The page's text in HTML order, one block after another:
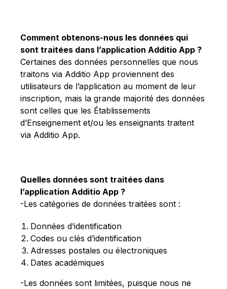
Comment obtenons-nous les données qui
sont traitées dans l’application Additio App ?
Certaines des données personnelles que nous
traitons via Additio App proviennent des
utilisateurs de l’application au moment de leur
inscription, mais la grande majorité des données
sont celles que les Établissements
d’Enseignement et/ou les enseignants traitent
via Additio App.
Quelles données sont traitées dans
l’application Additio App ?
-Les catégories de données traitées sont :
Données d’identification
Codes ou clés d’identification
Adresses postales ou électroniques
Dates académiques
-Les données sont limitées, puisque nous ne